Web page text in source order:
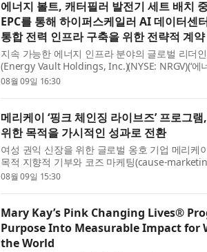
에너지 볼트, 캐터필러 발전기 세트 배치
EPC를 통해 하이퍼스케일러 AI 데이터센
통합 전력 인프라 구축을 위한 전략적 계
지속 가능한 에너지 인프라 분야의 글로벌 리더
(Energy Vault Holdings, Inc.)(NYSE: NRGV)(‘에
이퍼스케일러 AI 데이터센터를 위한 총 1.25기가
08월 09일 16:30
메리케이 ‘핑크 체인징 라이브즈’ 프로그
위한 목적을 가시적인 성과로 전환
여성 권익 신장을 위한 글로벌 옹호 기업 메리케
목적 지향적 기부와 코즈 마케팅(cause-
회 전반에 의미 있고 측정 가능한 영향력을 창출
08월 09일 15:30
Mary Kay’s Pink Changing Lives®
Purpose Into Measurable Impact for
the World